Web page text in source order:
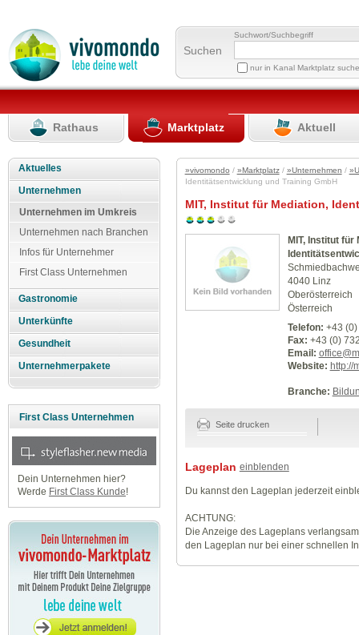
Suchen
Suchwort/Suchbegriff
nur in Kanal Marktplatz
Rathaus Marktplatz Aktuell
Aktuelles
Unternehmen
Unternehmen im Umkreis
Unternehmen nach Branchen
Infos für Unternehmer
First Class Unternehmen
Gastronomie
Unterkünfte
Gesundheit
Unternehmerpakete
First Class Unternehmen
Dein Unternehmen hier?
Werde First Class Kunde!
»vivomondo / »Marktplatz/ »Unternehmen /
Identitätsentwicklung und Training GmbH
MIT, Institut für Mediation,
MIT, Institut für
4040 Linz
Oberösterreich
Österreich
Telefon: +43
Fax: +43 (0)
Email:
Website: http://
Branche:
Seite drucken
Lageplan einblenden
Du kannst den Lageplan jederzeit
ACHTUNG:
Die Anzeige des Lageplans
den Lageplan nur bei einer schnellen